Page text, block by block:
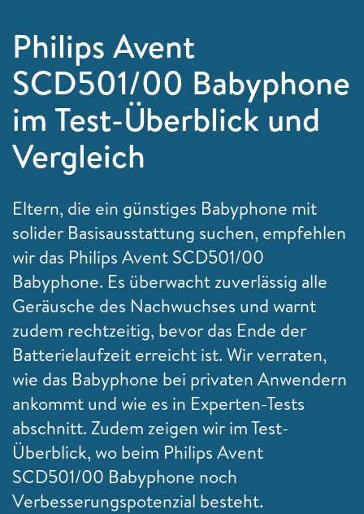
Philips Avent
SCD501/00 Babyphone
im Test-Überblick und
Vergleich
Eltern, die ein günstiges Babyphone mit
solider Basisausstattung suchen, empfehlen
wir das Philips Avent SCD501/00
Babyphone. Es überwacht zuverlässig alle
Geräusche des Nachwuchses und warnt
zudem rechtzeitig, bevor das Ende der
Batterielaufzeit erreicht ist. Wir verraten,
wie das Babyphone bei privaten Anwendern
ankommt und wie es in Experten-Tests
abschnitt. Zudem zeigen wir im Test-
Überblick, wo beim Philips Avent
SCD501/00 Babyphone noch
Verbesserungspotenzial besteht.